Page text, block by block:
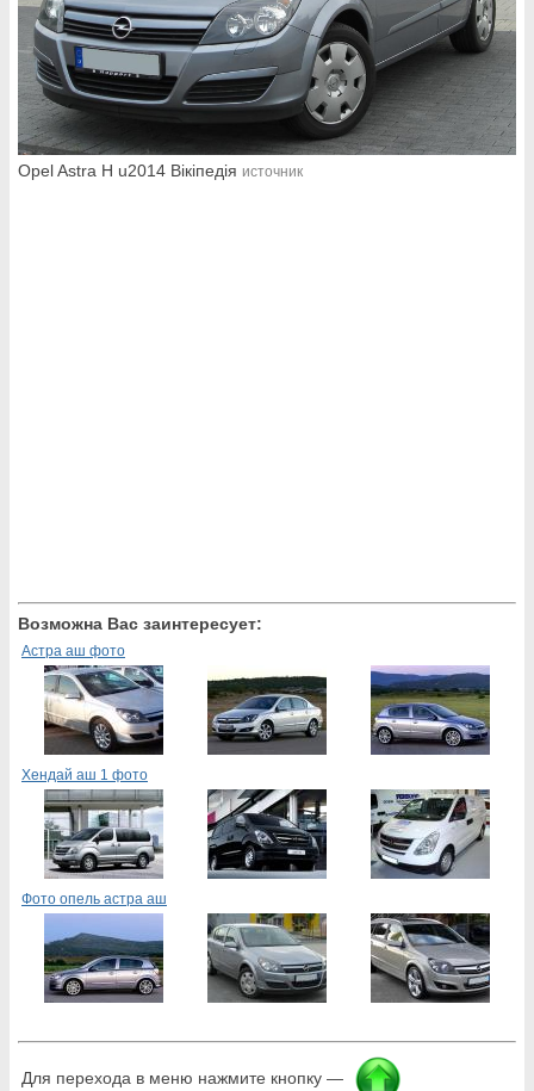
Opel Astra H u2014 Вікіпедія источник
Возможна Вас заинтересует:
Астра аш фото
Хендай аш 1 фото
Фото опель астра аш
Для перехода в меню нажмите кнопку —